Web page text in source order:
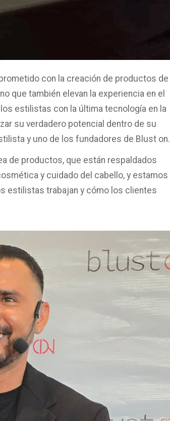
con la creación de productos de
que también elevan la experiencia en el
estilistas con la última tecnología en la
su verdadero potencial dentro de su
y uno de los fundadores de Blust on.
de productos, que están respaldados
y cuidado del cabello, y estamos
estilistas trabajan y cómo los clientes